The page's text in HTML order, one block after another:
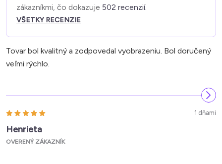
zákazníkmi, čo dokazuje 502 recenzií.
VŠETKY RECENZIE
Tovar bol kvalitný a zodpovedal vyobrazeniu. Bol doručený
veľmi rýchlo.
1 dňami
Henrieta
OVERENÝ ZÁKAZNÍK